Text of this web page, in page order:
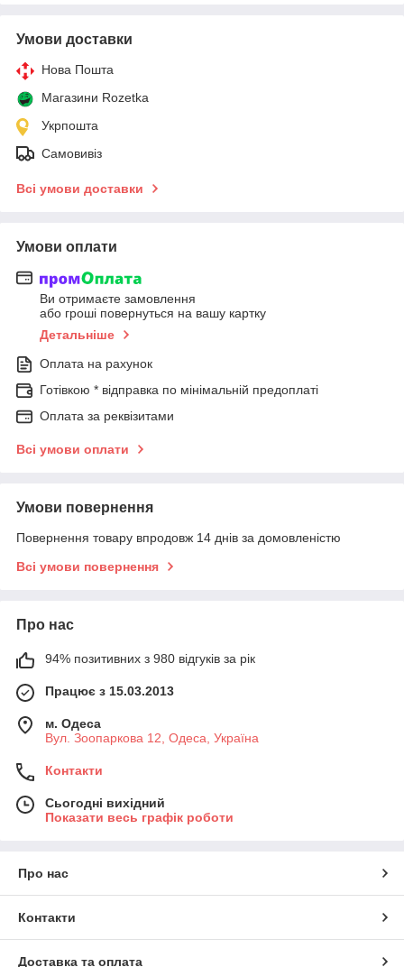
Умови доставки
Нова Пошта
Магазини Rozetka
Укрпошта
Самовивіз
Всі умови доставки
Умови оплати
Ви отримаєте замовлення
або гроші повернуться на вашу картку
Детальніше
Оплата на рахунок
Готівкою * відправка по мінімальній предоплаті
Оплата за реквізитами
Всі умови оплати
Умови повернення
Повернення товару впродовж 14 днів за домовленістю
Всі умови повернення
Про нас
94% позитивних з 980 відгуків за рік
Працює з 15.03.2013
м. Одеса
Вул. Зоопаркова 12, Одеса, Україна
Контакти
Сьогодні вихідний
Показати весь графік роботи
Про нас
Контакти
Доставка та оплата